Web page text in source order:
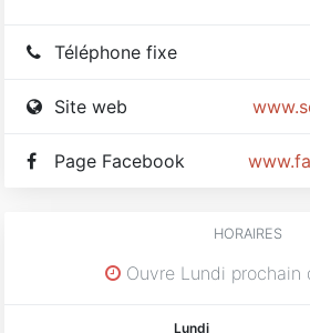
Téléphone fixe
Site web
Page Facebook
HORAIRES
Ouvre Lundi prochain
Lundi